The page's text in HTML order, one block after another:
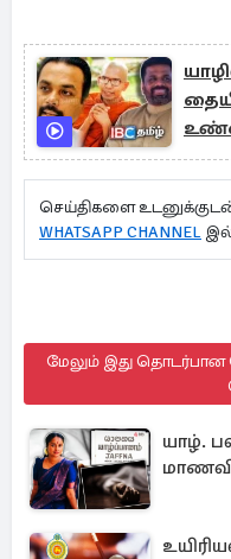
செய்திகளை
WHATSAPP CHANNEL
மேலும் இது தொடர்பான
யாழ்.
மாணவி